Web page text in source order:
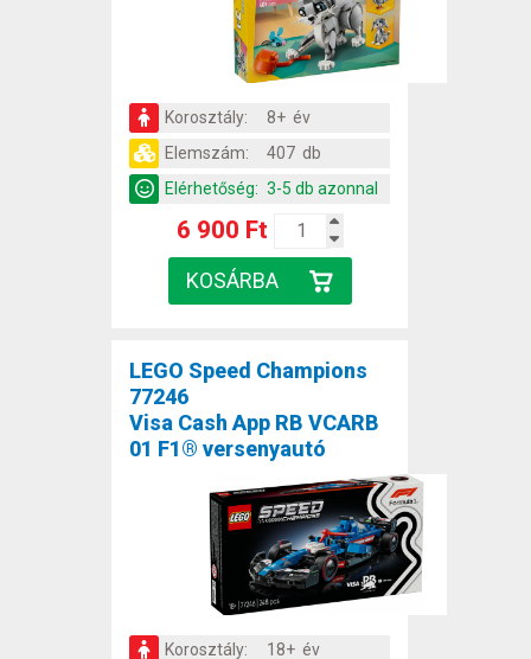
Korosztály:
8+ év
Elemszám:
407 db
Elérhetőség: 3-5 db azonnal
6 900 Ft
LEGO Speed Champions
77246
Visa Cash App RB VCARB
01 F1® versenyautó
Korosztály:
18+ év